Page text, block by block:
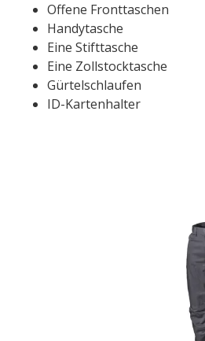
Offene Fronttaschen
Handytasche
Eine Stifttasche
Eine Zollstocktasche
Gürtelschlaufen
ID-Kartenhalter